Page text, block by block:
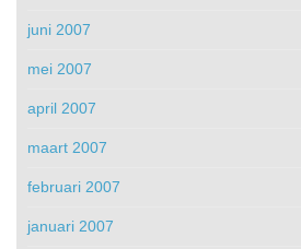
juni 2007
mei 2007
april 2007
maart 2007
februari 2007
januari 2007